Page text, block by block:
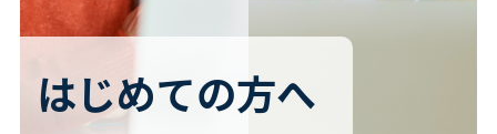
はじめての方へ